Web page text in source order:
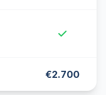
€2.700